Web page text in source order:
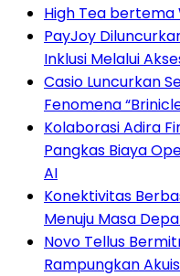
High Tea bertema
PayJoy
Inklusi Melalui
Casio Luncurkan
Fenomena
Kolaborasi Adira
Pangkas Biaya
AI
Konektivitas
Menuju Masa
Novo Tellus
Rampungkan